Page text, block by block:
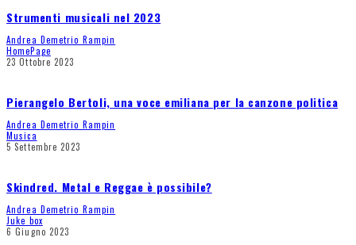
Strumenti musicali nel 2023
Andrea Demetrio Rampin
HomePage
23 Ottobre 2023
Pierangelo Bertoli, una voce emiliana per la canzone politica
Andrea Demetrio Rampin
Musica
5 Settembre 2023
Skindred. Metal e Reggae è possibile?
Andrea Demetrio Rampin
Juke box
6 Giugno 2023